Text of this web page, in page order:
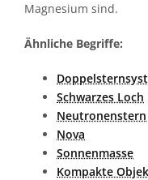
Magnesium sind.
Ähnliche Begriffe:
Schwarzes Loch
Neutronenstern
Nova
Sonnenmasse
Kompakte